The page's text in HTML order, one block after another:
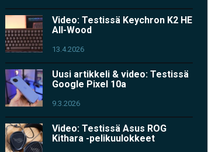
Video: Testissä Keychron K2 HE
All-Wood
13.4.2026
Uusi artikkeli & video: Testissä
Google Pixel 10a
9.3.2026
Video: Testissä Asus ROG
Kithara -pelikuulokkeet